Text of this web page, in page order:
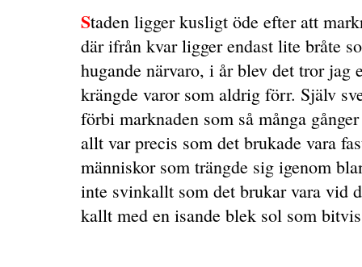
Staden ligger kusligt öde efter att
där ifrån kvar ligger endast lite bråte
hugande närvaro, i år blev det tror jag
krängde varor som aldrig förr. Själv
förbi marknaden som så många
allt var precis som det brukade vara
människor som trängde sig igenom
inte svinkallt som det brukar vara vid
kallt med en isande blek sol som